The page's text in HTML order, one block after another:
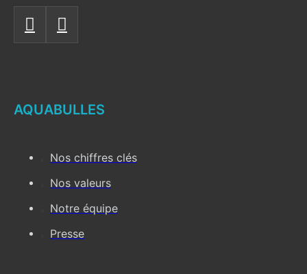
AQUABULLES
Nos chiffres clés
Nos valeurs
Notre équipe
Presse